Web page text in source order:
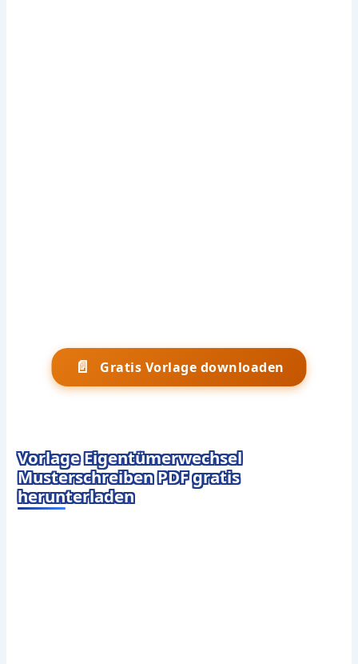
📄 Gratis Vorlage downloaden
Vorlage Eigentümerwechsel
Musterschreiben PDF gratis
herunterladen